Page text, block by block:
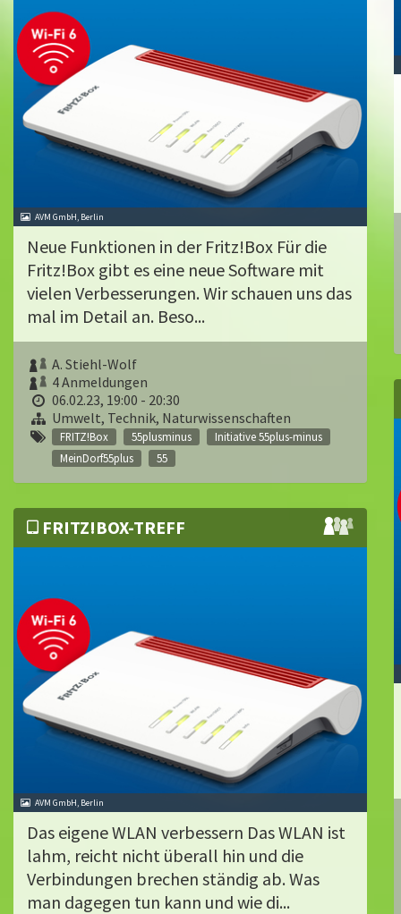
AVM GmbH, Berlin
Neue Funktionen in der Fritz!Box Für die
Fritz!Box gibt es eine neue Software mit
vielen Verbesserungen. Wir schauen uns das
mal im Detail an. Beso...
A. Stiehl-Wolf
4 Anmeldungen
06.02.23, 19:00 - 20:30
Umwelt, Technik, Naturwissenschaften
FRITZ!Box 55plusminus
Initiative 55plus-minus
MeinDorf55plus
55
FRITZ!BOX-TREFF
AVM GmbH, Berlin
Das eigene WLAN verbessern Das WLAN ist
lahm, reicht nicht überall hin und die
Verbindungen brechen ständig ab. Was
man dagegen tun kann und wie di...